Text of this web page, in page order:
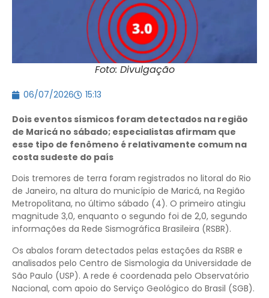
Foto: Divulgação
06/07/2026 15:13
Dois eventos sísmicos foram detectados na região
de Maricá no sábado; especialistas afirmam que
esse tipo de fenômeno é relativamente comum na
costa sudeste do país
Dois tremores de terra foram registrados no litoral do Rio
de Janeiro, na altura do município de Maricá, na Região
Metropolitana, no último sábado (4). O primeiro atingiu
magnitude 3,0, enquanto o segundo foi de 2,0, segundo
informações da Rede Sismográfica Brasileira (RSBR).
Os abalos foram detectados pelas estações da RSBR e
analisados pelo Centro de Sismologia da Universidade de
São Paulo (USP). A rede é coordenada pelo Observatório
Nacional, com apoio do Serviço Geológico do Brasil (SGB).